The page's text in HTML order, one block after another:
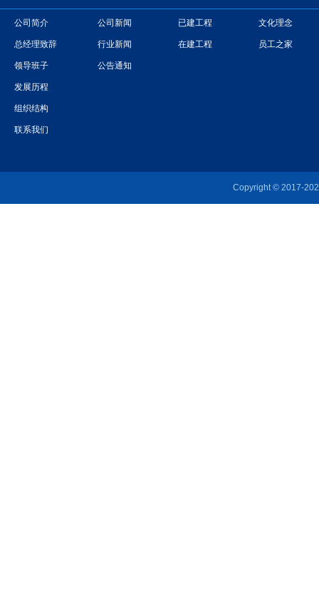
公司简介
总经理致辞
领导班子
发展历程
组织结构
联系我们
公司新闻
行业新闻
公告通知
已建工程
在建工程
文化理念
员工之家
Copyright © 2017-